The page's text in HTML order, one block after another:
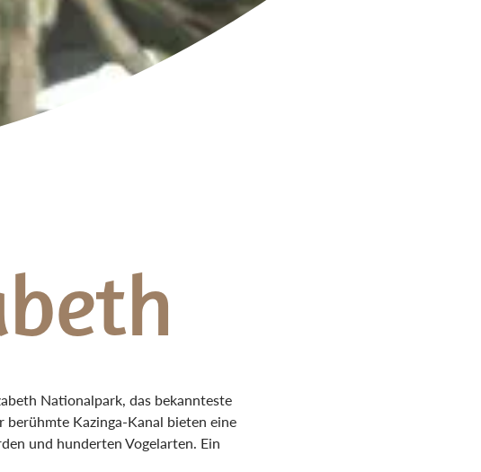
Nationalpark, das bekannteste
berühmte Kazinga-Kanal bieten eine
und hunderten Vogelarten. Ein